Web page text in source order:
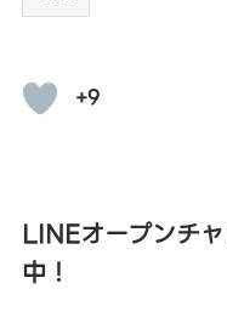
+9
LINEオープンチ
中！